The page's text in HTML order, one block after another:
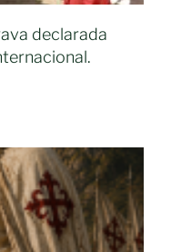
declarada